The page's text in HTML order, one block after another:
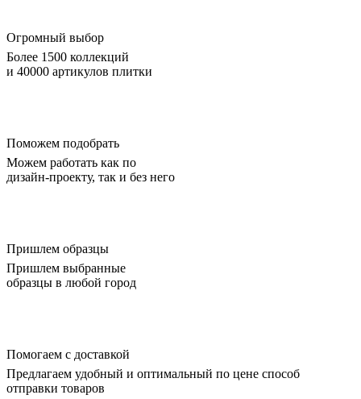
Огромный выбор
Более 1500 коллекций
и 40000 артикулов плитки
Поможем подобрать
Можем работать как по
дизайн-проекту, так и без него
Пришлем образцы
Пришлем выбранные
образцы в любой город
Помогаем с доставкой
Предлагаем удобный и оптимальный по цене способ
отправки товаров